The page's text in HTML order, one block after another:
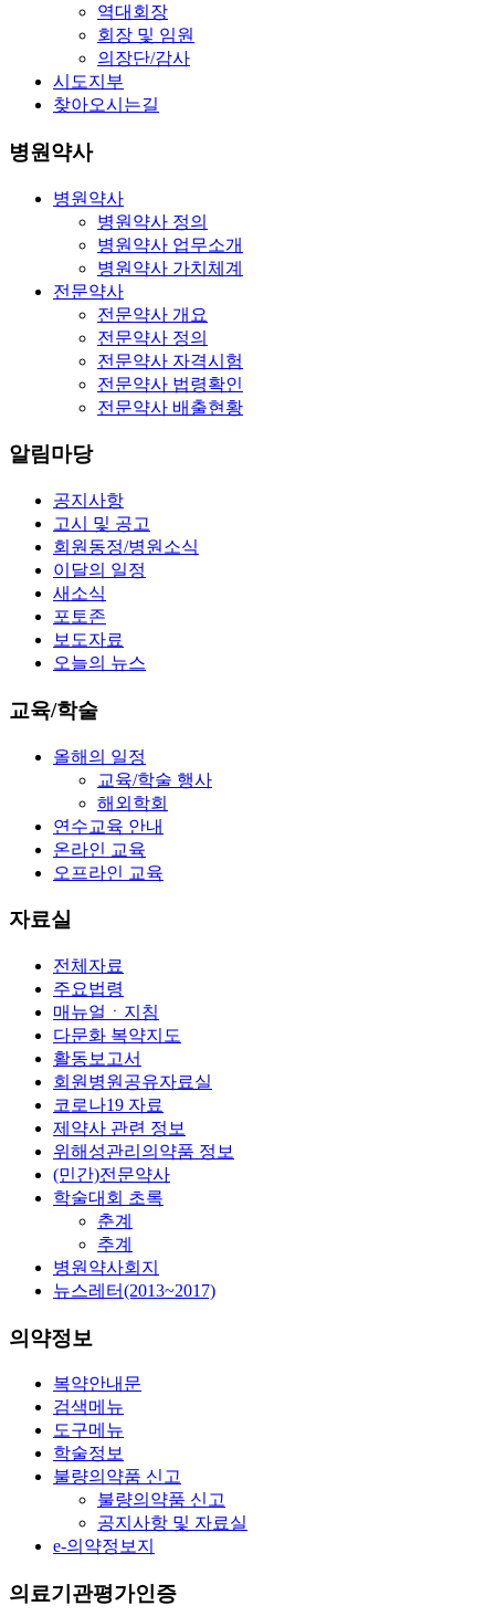
역대회장
회장 및 임원
의장단/감사
시도지부
찾아오시는길
병원약사
병원약사
병원약사 정의
병원약사 업무소개
병원약사 가치체계
전문약사
전문약사 개요
전문약사 정의
전문약사 자격시험
전문약사 법령확인
전문약사 배출현황
알림마당
공지사항
고시 및 공고
회원동정/병원소식
이달의 일정
새소식
포토존
보도자료
오늘의 뉴스
교육/학술
올해의 일정
교육/학술 행사
해외학회
연수교육 안내
온라인 교육
오프라인 교육
자료실
전체자료
주요법령
매뉴얼ㆍ지침
다문화 복약지도
활동보고서
회원병원공유자료실
코로나19 자료
제약사 관련 정보
위해성관리의약품 정보
(민간)전문약사
학술대회 초록
춘계
추계
병원약사회지
뉴스레터(2013~2017)
의약정보
복약안내문
검색메뉴
도구메뉴
학술정보
불량의약품 신고
불량의약품 신고
공지사항 및 자료실
e-의약정보지
의료기관평가인증